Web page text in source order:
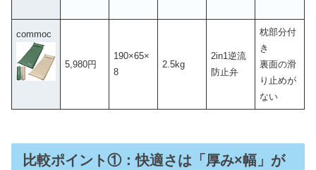
commoc
5,980円
190×65×
8
2.5kg
2in1逆流
防止弁
枕部分付
き
裏面の滑
り止めが
ない
比較ポイント①：快適さは「厚み×幅」が